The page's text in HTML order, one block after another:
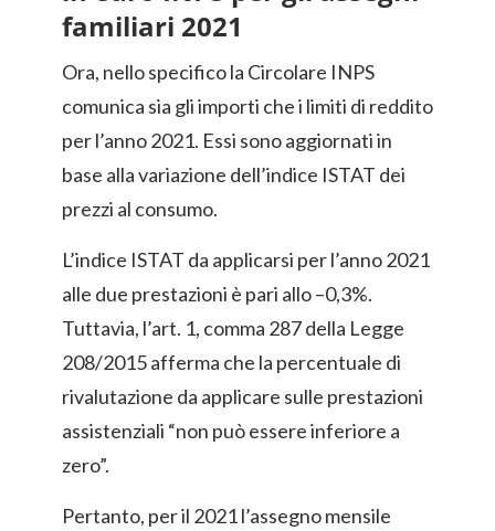
familiari 2021
Ora, nello specifico la Circolare INPS
comunica sia gli importi che i limiti di reddito
per l’anno 2021. Essi sono aggiornati in
base alla variazione dell’indice ISTAT dei
prezzi al consumo.
L’indice ISTAT da applicarsi per l’anno 2021
alle due prestazioni è pari allo –0,3%.
Tuttavia, l’art. 1, comma 287 della Legge
208/2015 afferma che la percentuale di
rivalutazione da applicare sulle prestazioni
assistenziali “non può essere inferiore a
zero”.
Pertanto, per il 2021 l’assegno mensile